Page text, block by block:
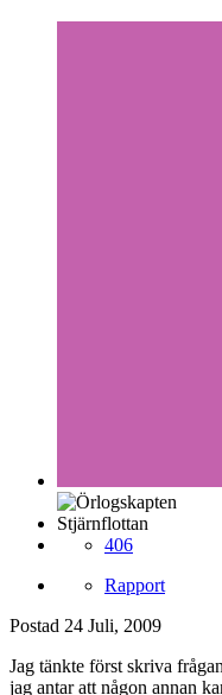
Stjärnflottan
406
Rapport
Postad 24 Juli, 2009
Jag tänkte först skriva
jag antar att någon annan